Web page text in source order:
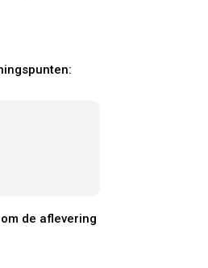
de aflevering